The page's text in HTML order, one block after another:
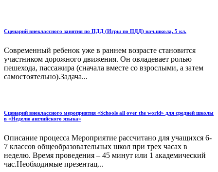
Сценарий внеклассного занятия по ПДД (Игры по ПДД) нач.школа, 5 кл.
Современный ребенок уже в раннем возрасте становится
участником дорожного движения. Он овладевает ролью
пешехода, пассажира (сначала вместе со взрослыми, а затем
самостоятельно).Задача...
Сценарий внеклассного мероприятия «Schools all over the world» для средней школы
в «Неделю английского языка»
Описание процесса Мероприятие рассчитано для учащихся 6-
7 классов общеобразовательных школ при трех часах в
неделю. Время проведения – 45 минут или 1 академический
час.Необходимые презентац...